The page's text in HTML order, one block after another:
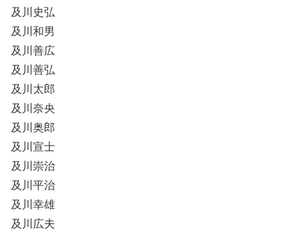
及川史弘
及川和男
及川善広
及川善弘
及川太郎
及川奈央
及川奥郎
及川宣士
及川崇治
及川平治
及川幸雄
及川広夫